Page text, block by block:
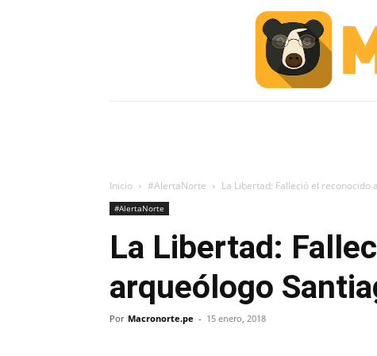
Inicio #AlertaNorte La Libertad: Falleció el reconocido
#AlertaNorte
La Libertad:
arqueólogo
Por Macronorte.pe - 15 enero, 2018